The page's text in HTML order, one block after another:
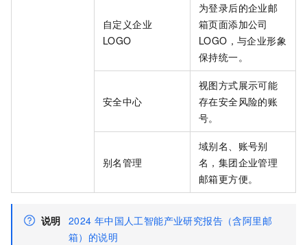
自定义企业
LOGO
为登录后的企业邮
箱页面添加公司
LOGO，与企业形象
保持统一。
安全中心
视图方式展示可能
存在安全风险的账
号。
别名管理
域别名、账号别
名，集团企业管理
邮箱更方便。
说明 2024 年中国人工智能产业研究报告（含阿里邮
箱）的说明